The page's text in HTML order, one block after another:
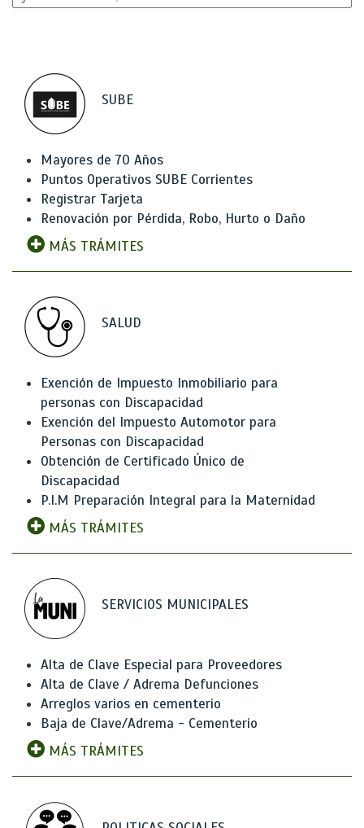
SUBE
Mayores de 70 Años
Puntos Operativos SUBE Corrientes
Registrar Tarjeta
Renovación por Pérdida, Robo, Hurto o Daño
MÁS TRÁMITES
SALUD
Exención de Impuesto Inmobiliario para
personas con Discapacidad
Exención del Impuesto Automotor para
Personas con Discapacidad
Obtención de Certificado Único de
Discapacidad
P.I.M Preparación Integral para la Maternidad
MÁS TRÁMITES
SERVICIOS MUNICIPALES
Alta de Clave Especial para Proveedores
Alta de Clave / Adrema Defunciones
Arreglos varios en cementerio
Baja de Clave/Adrema - Cementerio
MÁS TRÁMITES